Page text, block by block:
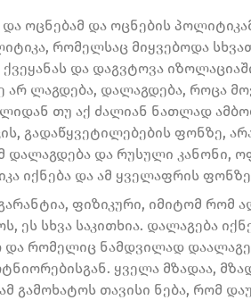
ოცნებამ და ოცნების
რომელსაც მიყვებოდა
და დაგვტოვა
არ ლაგდება, დალაგდება, როცა
თუ აქ ძალიან ნათლად
გადაწყვეტილებების ფონზე,
დალაგდება და რუსული კანონი,
იქნება და ამ ყველაფრის
ფიზიკური, იმიტომ რომ
ეს სხვა საკითხია. დალაგება
რომელიც ნამდვილად
ყველა მზადაა,
გამოხატოს თავისი ნება, რომ